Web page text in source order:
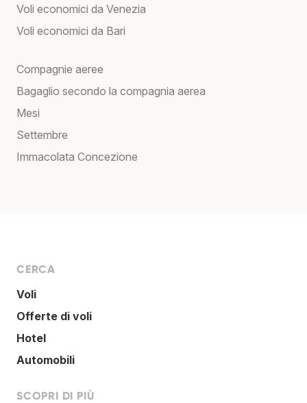
Voli economici da Venezia
Voli economici da Bari
Compagnie aeree
Bagaglio secondo la compagnia aerea
Mesi
Settembre
Immacolata Concezione
CERCA
Voli
Offerte di voli
Hotel
Automobili
SCOPRI DI PIÙ